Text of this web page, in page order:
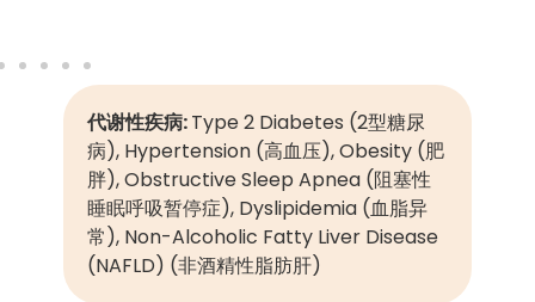
代谢性疾病:Type 2 Diabetes (2型糖尿
病), Hypertension (高血压), Obesity (肥
胖), Obstructive Sleep Apnea (阻塞性
睡眠呼吸暂停症), Dyslipidemia (血脂异
常), Non-Alcoholic Fatty Liver Disease
(NAFLD) (非酒精性脂肪肝)